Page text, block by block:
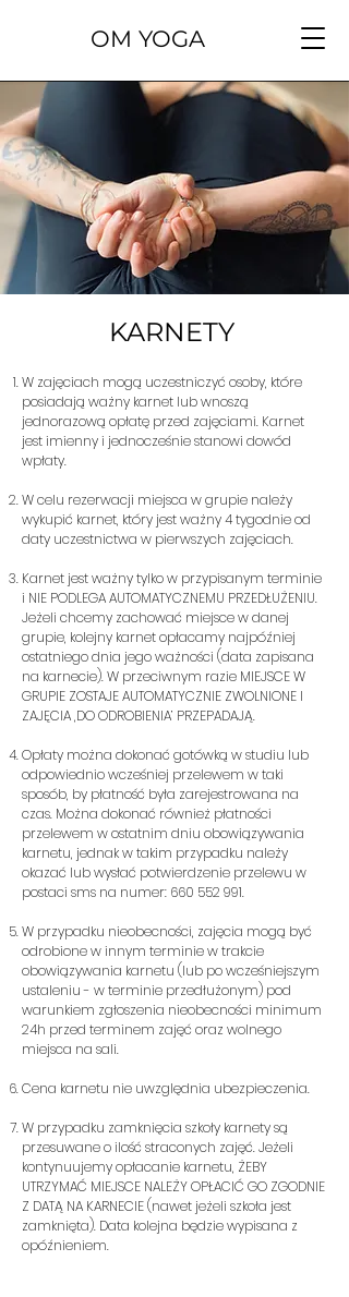
OM YOGA
KARNETY
W zajęciach mogą uczestniczyć osoby, które
posiadają ważny karnet lub wnoszą
jednorazową opłatę przed zajęciami. Karnet
jest imienny i jednocześnie stanowi dowód
wpłaty.
W celu rezerwacji miejsca w grupie należy
wykupić karnet, który jest ważny 4 tygodnie od
daty uczestnictwa w pierwszych zajęciach.
Karnet jest ważny tylko w przypisanym terminie
i NIE PODLEGA AUTOMATYCZNEMU PRZEDŁUŻENIU.
Jeżeli chcemy zachować miejsce w danej
grupie, kolejny karnet opłacamy najpóźniej
ostatniego dnia jego ważności (data zapisana
na karnecie). W przeciwnym razie MIEJSCE W
GRUPIE ZOSTAJE AUTOMATYCZNIE ZWOLNIONE I
ZAJĘCIA ‚DO ODROBIENIA’ PRZEPADAJĄ.
Opłaty można dokonać gotówką w studiu lub
odpowiednio wcześniej przelewem w taki
sposób, by płatność była zarejestrowana na
czas. Można dokonać również płatności
przelewem w ostatnim dniu obowiązywania
karnetu, jednak w takim przypadku należy
okazać lub wysłać potwierdzenie przelewu w
postaci sms na numer: 660 552 991.
W przypadku nieobecności, zajęcia mogą być
odrobione w innym terminie w trakcie
obowiązywania karnetu (lub po wcześniejszym
ustaleniu - w terminie przedłużonym) pod
warunkiem zgłoszenia nieobecności minimum
24h przed terminem zajęć oraz wolnego
miejsca na sali.
Cena karnetu nie uwzględnia ubezpieczenia.
W przypadku zamknięcia szkoły karnety są
przesuwane o ilość straconych zajęć. Jeżeli
kontynuujemy opłacanie karnetu, ŻEBY
UTRZYMAĆ MIEJSCE NALEŻY OPŁACIĆ GO ZGODNIE
Z DATĄ NA KARNECIE (nawet jeżeli szkoła jest
zamknięta). Data kolejna będzie wypisana z
opóźnieniem.